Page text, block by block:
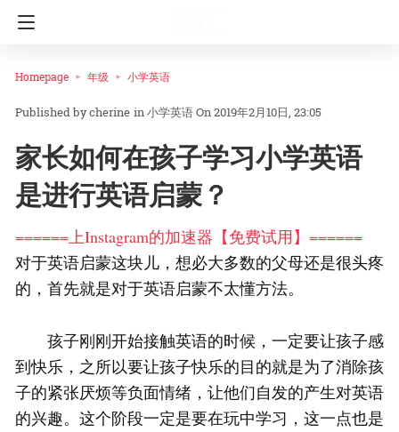
Homepage 年级 小学英语
cherine in小学英语On 2019年2月10日, 23:05
家长如何在孩子学习小学英语
是进行英语启蒙？
======上Instagram的加速器【免费试用】======
对于英语启蒙这块儿，想必大多数的父母还是很头疼
的，首先就是对于英语启蒙不太懂方法。
孩子刚刚开始接触英语的时候，一定要让孩子感
到快乐，之所以要让孩子快乐的目的就是为了消除孩
子的紧张厌烦等负面情绪，让他们自发的产生对英语
的兴趣。这个阶段一定是要在玩中学习，这一点也是